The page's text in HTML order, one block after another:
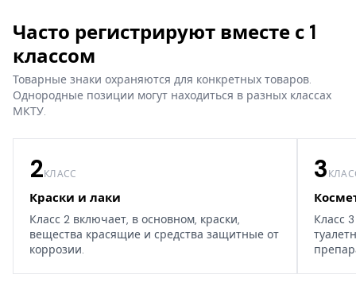
Часто регистрируют вместе с 1
классом
Товарные знаки охраняются для конкретных товаров.
Однородные позиции могут находиться в разных классах
МКТУ.
2КЛАСС
Краски и лаки
Класс 2 включает, в основном, краски,
вещества красящие и средства защитные от
коррозии.
3
Класс